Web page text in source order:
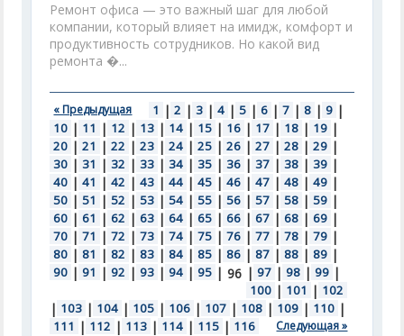
Ремонт офиса — это важный шаг для любой
компании, который влияет на имидж, комфорт и
продуктивность сотрудников. Но какой вид
ремонта �...
« Предыдущая 1 | 2 | 3 | 4 | 5 | 6 | 7 | 8 | 9 |
10 | 11 | 12 | 13 | 14 | 15 | 16 | 17 | 18 | 19 |
20 | 21 | 22 | 23 | 24 | 25 | 26 | 27 | 28 | 29 |
30 | 31 | 32 | 33 | 34 | 35 | 36 | 37 | 38 | 39 |
40 | 41 | 42 | 43 | 44 | 45 | 46 | 47 | 48 | 49 |
50 | 51 | 52 | 53 | 54 | 55 | 56 | 57 | 58 | 59 |
60 | 61 | 62 | 63 | 64 | 65 | 66 | 67 | 68 | 69 |
70 | 71 | 72 | 73 | 74 | 75 | 76 | 77 | 78 | 79 |
80 | 81 | 82 | 83 | 84 | 85 | 86 | 87 | 88 | 89 |
90 | 91 | 92 | 93 | 94 | 95 | 96 | 97 | 98 | 99 |
100 | 101 | 102
| 103 | 104 | 105 | 106 | 107 | 108 | 109 | 110 |
111 | 112 | 113 | 114 | 115 | 116 Следующая »